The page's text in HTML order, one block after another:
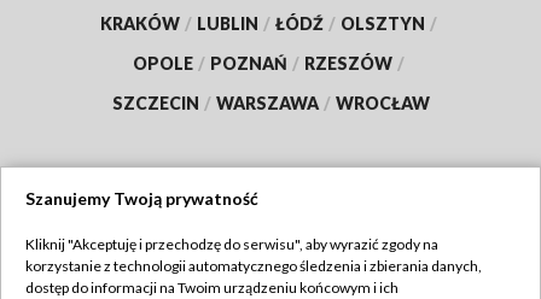
KRAKÓW / LUBLIN / ŁÓDŹ / OLSZTYN /
OPOLE / POZNAŃ / RZESZÓW /
SZCZECIN / WARSZAWA / WROCŁAW
TVP
Szanujemy Twoją prywatność
Kliknij "Akceptuję i przechodzę do serwisu", aby wyrazić zgody na
korzystanie z technologii automatycznego śledzenia i zbierania danych,
dostęp do informacji na Twoim urządzeniu końcowym i ich